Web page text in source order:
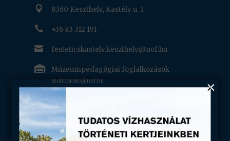
 8360 Keszthely, Kastély u. 1.
 +36 83 312 191
 festeticskastely.keszthely@nof.hu
 Múzeumpedagógiai foglalkozások
zsolt.banko@nof.hu
 Tárlatvezetés bejelentése:
RÓLUNK